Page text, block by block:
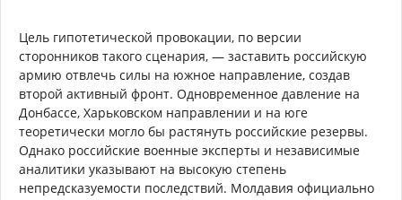
Цель гипотетической провокации, по версии
сторонников такого сценария, — заставить российскую
армию отвлечь силы на южное направление, создав
второй активный фронт. Одновременное давление на
Донбассе, Харьковском направлении и на юге
теоретически могло бы растянуть российские резервы.
Однако российские военные эксперты и независимые
аналитики указывают на высокую степень
непредсказуемости последствий. Молдавия официально